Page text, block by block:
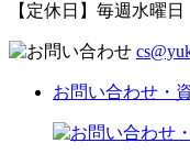
【定休日】毎週水曜日
お問い合わせ・